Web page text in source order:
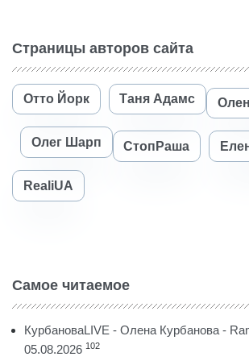
Страницы авторов сайта
Отто Йорк Таня Адамс
Олег Шарп СтопРаша
RealiUA
Самое читаемое
КурбановаLIVE - Олена Курбанова -
05.08.2026 102